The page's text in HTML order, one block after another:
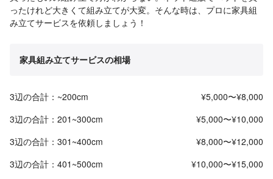
ったけれど大きくて組み立てが大変。そんな時は、プロに家具組
み立てサービスを依頼しましょう！
家具組み立てサービスの相場
3辺の合計：~200cm
¥5,000〜¥8,000
3辺の合計：201~300cm
¥5,000〜¥10,000
3辺の合計：301~400cm
¥8,000〜¥12,000
3辺の合計：401~500cm
¥10,000〜¥15,000